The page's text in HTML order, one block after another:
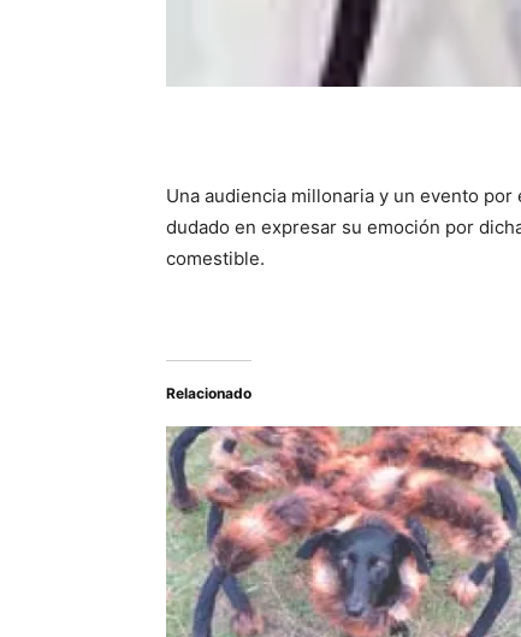
Una audiencia millonaria y un evento
dudado en expresar su emoción por
comestible.
Relacionado